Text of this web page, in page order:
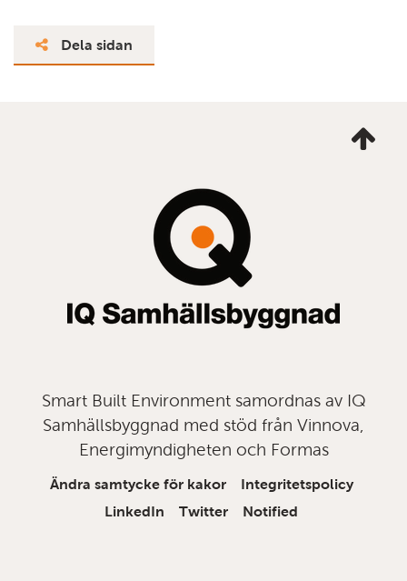
Dela sidan
mig
Smart Built Environment samordnas av IQ
Samhällsbyggnad med stöd från Vinnova,
Energimyndigheten och Formas
Ändra samtycke för kakor
Integritetspolicy
LinkedIn
Twitter Notified